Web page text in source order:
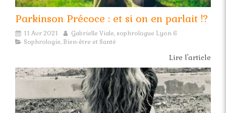
Parkinson Précoce : et si on en parlait !?
11 Avr 2021
Gabrielle Viale, sophrologue Lyon 6
Sophrologie, Bien-être et Santé
Lire l'article